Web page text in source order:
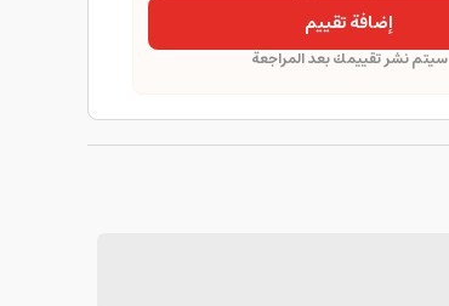
إضافة تقييم
سيتم نشر تقييمك بعد المراجعة